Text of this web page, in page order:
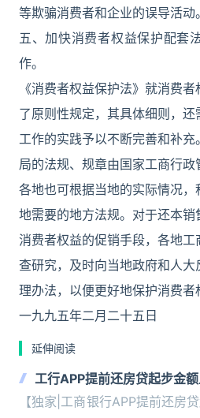
等欺骗消费者和企业的误导活动。
五、加快消费者权益保护配套
作。
《消费者权益保护法》就消费
了原则性规定，其具体细则，
工作的实践予以不断完善和补
局的法规、规章由国家工商行政
各地也可根据当地的实际情况
地需要的地方法规。对于还本
消费者权益的促销手段，各地
查研究，及时向当地政府和人
理办法，以便更好地保护消费者
一九九五年二月二十五日
延伸阅读
工行APP提前还房贷起步金
【独家|工商银行APP提前还房